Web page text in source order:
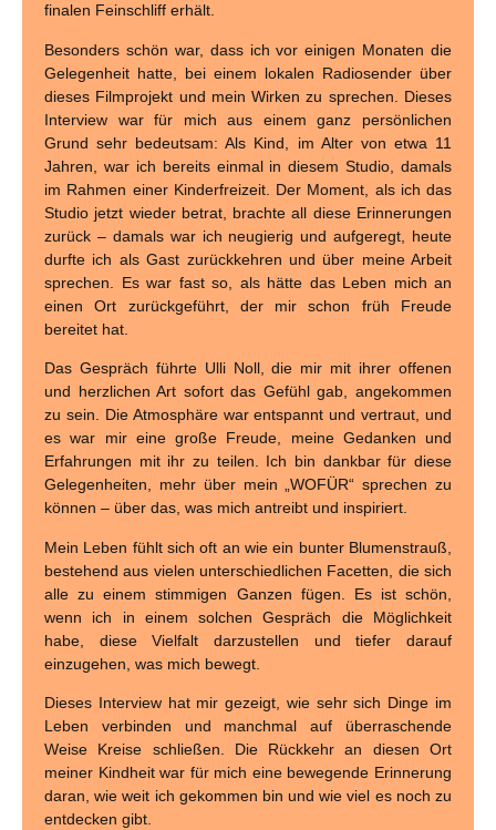
finalen Feinschliff erhält.
Besonders schön war, dass ich vor einigen Monaten die
Gelegenheit hatte, bei einem lokalen Radiosender über
dieses Filmprojekt und mein Wirken zu sprechen. Dieses
Interview war für mich aus einem ganz persönlichen
Grund sehr bedeutsam: Als Kind, im Alter von etwa 11
Jahren, war ich bereits einmal in diesem Studio, damals
im Rahmen einer Kinderfreizeit. Der Moment, als ich das
Studio jetzt wieder betrat, brachte all diese Erinnerungen
zurück – damals war ich neugierig und aufgeregt, heute
durfte ich als Gast zurückkehren und über meine Arbeit
sprechen. Es war fast so, als hätte das Leben mich an
einen Ort zurückgeführt, der mir schon früh Freude
bereitet hat.
Das Gespräch führte Ulli Noll, die mir mit ihrer offenen
und herzlichen Art sofort das Gefühl gab, angekommen
zu sein. Die Atmosphäre war entspannt und vertraut, und
es war mir eine große Freude, meine Gedanken und
Erfahrungen mit ihr zu teilen. Ich bin dankbar für diese
Gelegenheiten, mehr über mein „WOFÜR“ sprechen zu
können – über das, was mich antreibt und inspiriert.
Mein Leben fühlt sich oft an wie ein bunter Blumenstrauß,
bestehend aus vielen unterschiedlichen Facetten, die sich
alle zu einem stimmigen Ganzen fügen. Es ist schön,
wenn ich in einem solchen Gespräch die Möglichkeit
habe, diese Vielfalt darzustellen und tiefer darauf
einzugehen, was mich bewegt.
Dieses Interview hat mir gezeigt, wie sehr sich Dinge im
Leben verbinden und manchmal auf überraschende
Weise Kreise schließen. Die Rückkehr an diesen Ort
meiner Kindheit war für mich eine bewegende Erinnerung
daran, wie weit ich gekommen bin und wie viel es noch zu
entdecken gibt.